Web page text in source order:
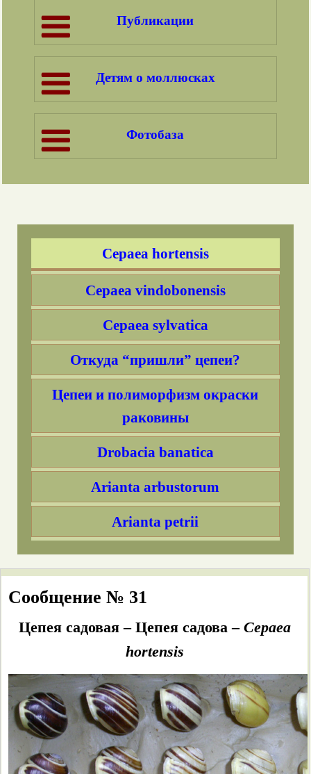
Публикации
Детям о моллюсках
Фотобаза
Кто такие кавказотахеи
Caucasotachea?
Cryptomphalus aspersa
Eobania vermiculata
Cepaea nemoralis
Cepaea hortensis
Cepaea vindobonensis
Cepaea sylvatica
Откуда “пришли” цепеи?
Цепеи и полиморфизм окраски
раковины
Drobacia banatica
Arianta arbustorum
Arianta petrii
Fruticicola fruticum
Monacha fruticola
Monacha cartusiana
Euomphalia strigella
Pseudotrichia rubiginosa
Trochulus hispidus
Trochulus villosulus
Сообщение № 31
Цепея садовая – Цепея садова – Cepaea
hortensis